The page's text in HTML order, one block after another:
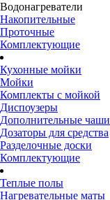
Водонагреватели
Накопительные
Проточные
Комплектующие
Кухонные мойки
Мойки
Комплекты с мойкой
Диспоузеры
Дополнительные чаши
Дозаторы для средства
Разделочные доски
Комплектующие
Теплые полы
Нагревательные маты